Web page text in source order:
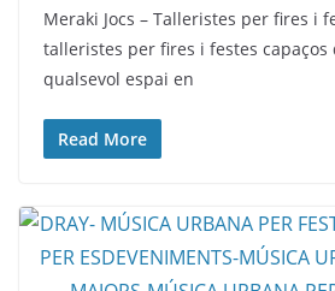
Meraki Jocs – Talleristes per fires i
talleristes per fires i festes
qualsevol espai en
Read More